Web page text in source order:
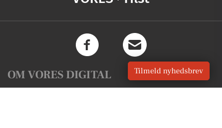
OM VORES DIGITAL Tilmeld nyhedsbrev